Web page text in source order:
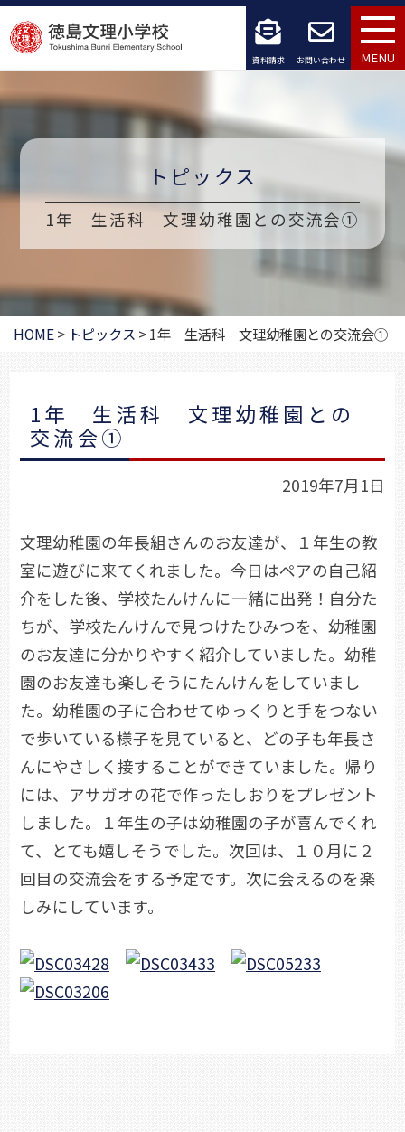
コ
ン
へ
ッ
プ
資料請求 お問い合わせ MENU
トピックス
1年 生活科 文理幼稚園との交流会①
HOME> トピックス >1年 生活科 文理幼稚園との交流会①
1年 生活科 文理幼稚園との
交流会①
2019年7月1日
文理幼稚園の年長組さんのお友達が、１年生の教
室に遊びに来てくれました。今日はペアの自己紹
介をした後、学校たんけんに一緒に出発！自分た
ちが、学校たんけんで見つけたひみつを、幼稚園
のお友達に分かりやすく紹介していました。幼稚
園のお友達も楽しそうにたんけんをしていまし
た。幼稚園の子に合わせてゆっくりと手をつない
で歩いている様子を見ていると、どの子も年長さ
んにやさしく接することができていました。帰り
には、アサガオの花で作ったしおりをプレゼント
しました。１年生の子は幼稚園の子が喜んでくれ
て、とても嬉しそうでした。次回は、１０月に２
回目の交流会をする予定です。次に会えるのを楽
しみにしています。